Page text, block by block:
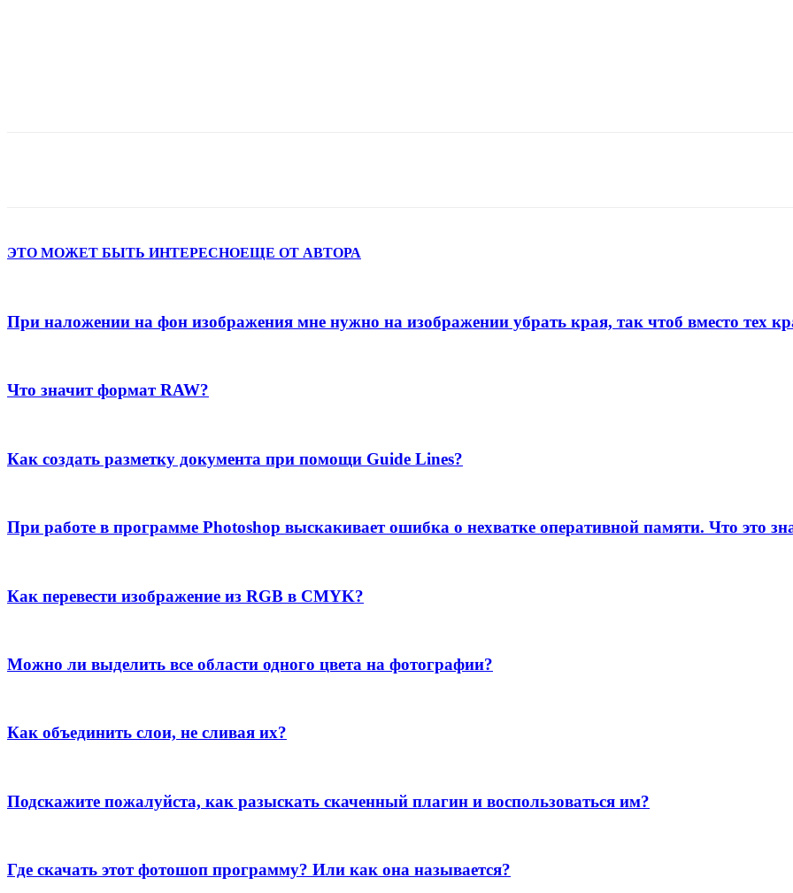
ЭТО МОЖЕТ БЫТЬ ИНТЕРЕСНОЕЩЕ ОТ АВТОРА
При наложении на фон изображения мне нужно на изображении убрать края, так чтоб вместо тех
Что значит формат RAW?
Как создать разметку документа при помощи Guide Lines?
При работе в программе Photoshop выскакивает ошибка о нехватке оперативной памяти. Что это
Как перевести изображение из RGB в CMYK?
Можно ли выделить все области одного цвета на фотографии?
Как объединить слои, не сливая их?
Подскажите пожалуйста, как разыскать скаченный плагин и воспользоваться им?
Где скачать этот фотошоп программу? Или как она называется?